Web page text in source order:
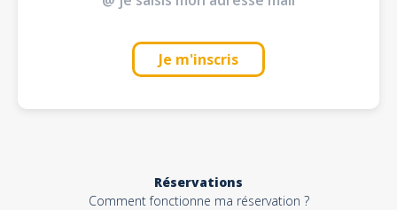
Je m'inscris
Réservations
Comment fonctionne ma réservation ?